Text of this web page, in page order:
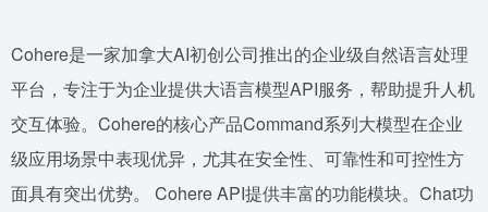
Cohere是一家加拿大AI初创公司推出的企业级自然语言处理
平台，专注于为企业提供大语言模型API服务，帮助提升人机
交互体验。Cohere的核心产品Command系列大模型在企业
级应用场景中表现优异，尤其在安全性、可靠性和可控性方
面具有突出优势。 Cohere API提供丰富的功能模块。Chat功